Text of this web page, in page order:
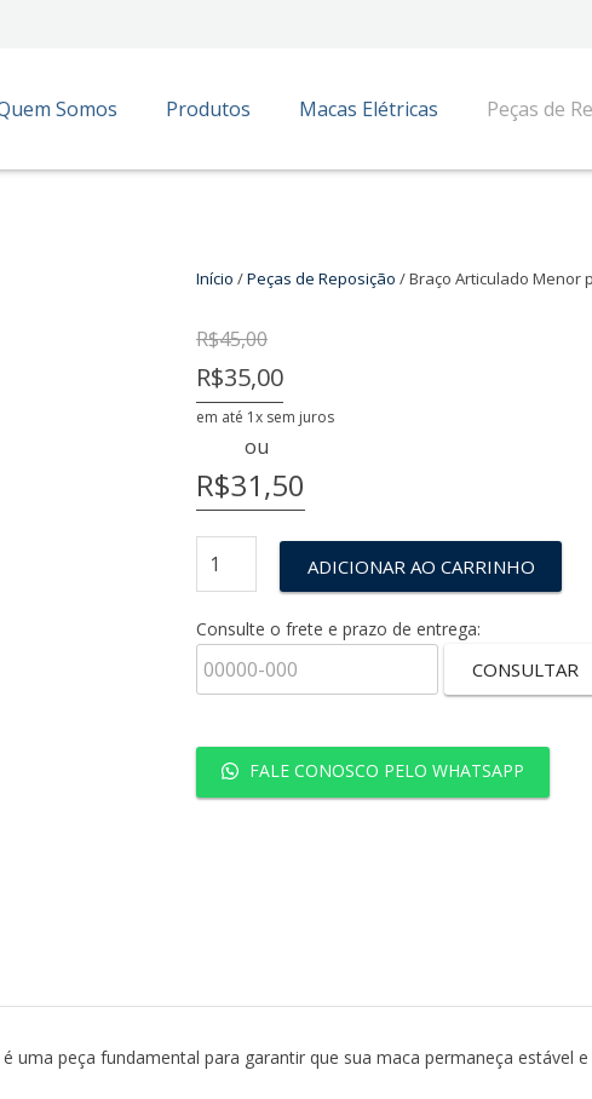
Somos Produtos Macas Elétricas Peças de
Início /Peças de Reposição / Braço Articulado Menor
R$45,00
R$35,00
em até 1x sem juros
ou
R$31,50
ADICIONAR AO CARRINHO
Consulte o frete e prazo de entrega:
CONSULTAR
FALE CONOSCO PELO WHATSAPP
uma peça fundamental para garantir que sua maca permaneça estável e